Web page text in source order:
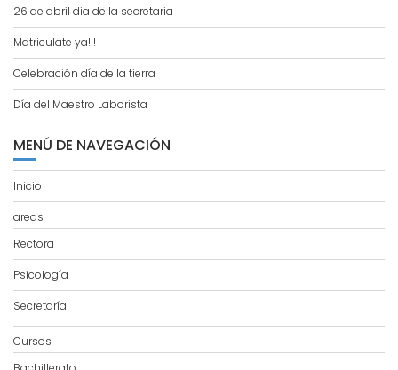
26 de abril dia de la secretaria
Matriculate ya!!!
Celebración día de la tierra
Día del Maestro Laborista
MENÚ DE NAVEGACIÓN
Inicio
areas
Rectora
Psicología
Secretaría
Cursos